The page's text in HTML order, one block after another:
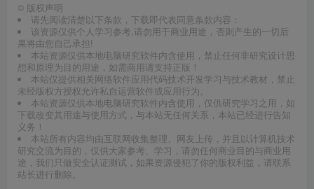
© 版权声明
请先阅读清楚以下条款，下载即代表同意条款内容：
该资源仅供个人学习参考,请勿用于商业用途，否则产生的一切后
果将由您自己承担!
本站资源仅供本地电脑研究软件内含使用，禁止任何非研究设计思
想和原理为目的用途，如需商用请支持正版！
本站仅提供相关网络软件应用代码技术开发学习与技术教材，禁止
未经版权方授权允许私自运营软件或应用行为。
本站资源仅供本地电脑研究软件内含使用，仅供研究学习之用，如
下载改变其用途与使用方式，与本站无任何关系，本站已经进行告知
义务！
本站所有内容均由互联网收集整理、网友上传，并且以计算机技术
研究交流为目的，仅供大家参考、学习，请勿任何商业目的与商业用
途，我们只做安全认证测试，如果资源侵犯了你的版权利益，请联系
站长进行删除。